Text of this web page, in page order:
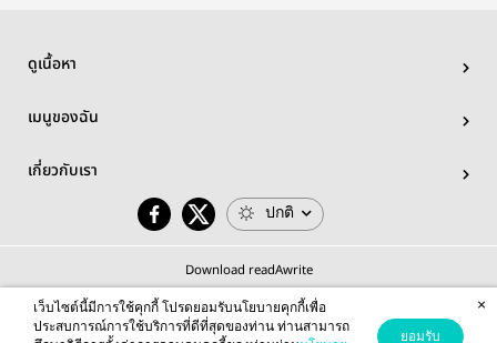
ดูเนื้อหา
เมนูของฉัน
เกี่ยวกับเรา
ปกติ
Download readAwrite
เว็บไซต์นี้มีการใช้คุกกี้ โปรดยอมรับนโยบายคุกกี้เพื่อ
ประสบการณ์การใช้บริการที่ดีที่สุดของท่าน ท่านสามารถ
ยอมรับ
×